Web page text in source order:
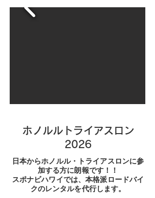
ホノルルトライアスロン
2026
日本からホノルル・トライアスロンに参
加する方に朗報です！！
スポナビハワイでは、本格派ロードバイ
クのレンタルを代行します。